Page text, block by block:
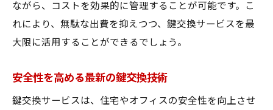
ながら、コストを効果的に管理することが可能です。こ
れにより、無駄な出費を抑えつつ、鍵交換サービスを最
大限に活用することができるでしょう。
安全性を高める最新の鍵交換技術
鍵交換サービスは、住宅やオフィスの安全性を向上させ